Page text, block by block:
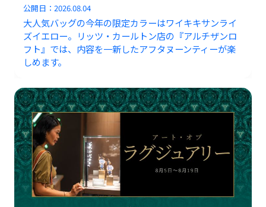
公開日：2026.08.04
大人気バッグの今年の限定カラーはワイキキサンライ
ズイエロー。リッツ・カールトン店の『アルチザンロ
フト』では、内容を一新したアフタヌーンティーが楽
しめます。